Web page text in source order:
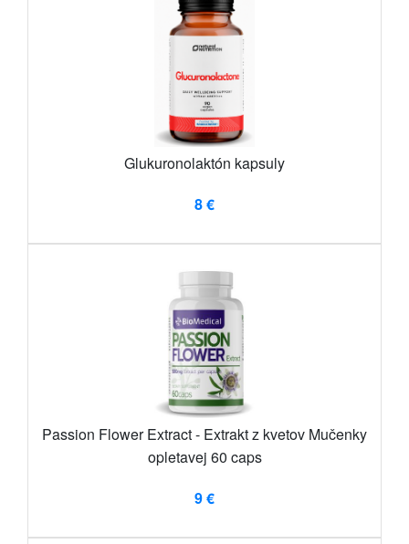
Glukuronolaktón kapsuly
8 €
Passion Flower Extract - Extrakt z kvetov Mučenky
opletavej 60 caps
9 €